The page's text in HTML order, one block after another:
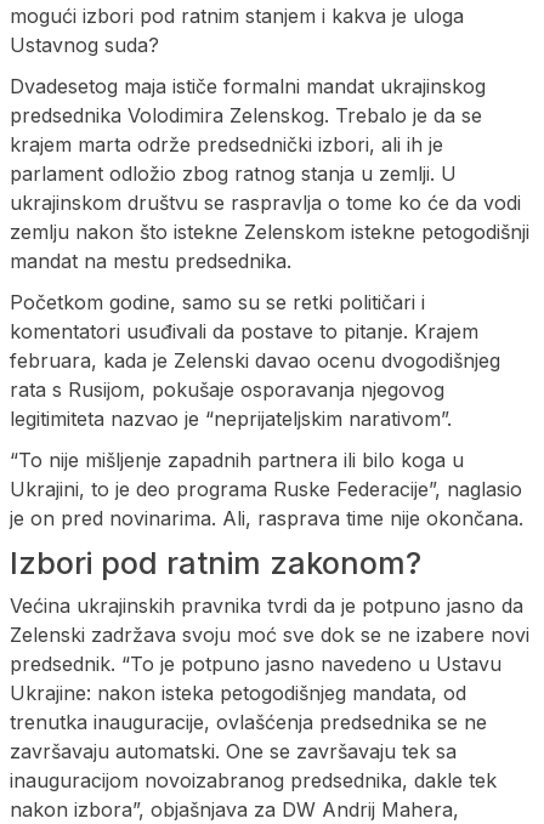
mogući izbori pod ratnim stanjem i kakva je uloga
Ustavnog suda?
Dvadesetog maja ističe formalni mandat ukrajinskog
predsednika Volodimira Zelenskog. Trebalo je da se
krajem marta održe predsednički izbori, ali ih je
parlament odložio zbog ratnog stanja u zemlji. U
ukrajinskom društvu se raspravlja o tome ko će da vodi
zemlju nakon što istekne Zelenskom istekne petogodišnji
mandat na mestu predsednika.
Početkom godine, samo su se retki političari i
komentatori usuđivali da postave to pitanje. Krajem
februara, kada je Zelenski davao ocenu dvogodišnjeg
rata s Rusijom, pokušaje osporavanja njegovog
legitimiteta nazvao je “neprijateljskim narativom”.
“To nije mišljenje zapadnih partnera ili bilo koga u
Ukrajini, to je deo programa Ruske Federacije”, naglasio
je on pred novinarima. Ali, rasprava time nije okončana.
Izbori pod ratnim zakonom?
Većina ukrajinskih pravnika tvrdi da je potpuno jasno da
Zelenski zadržava svoju moć sve dok se ne izabere novi
predsednik. “To je potpuno jasno navedeno u Ustavu
Ukrajine: nakon isteka petogodišnjeg mandata, od
trenutka inauguracije, ovlašćenja predsednika se ne
završavaju automatski. One se završavaju tek sa
inauguracijom novoizabranog predsednika, dakle tek
nakon izbora”, objašnjava za DW Andrij Mahera,